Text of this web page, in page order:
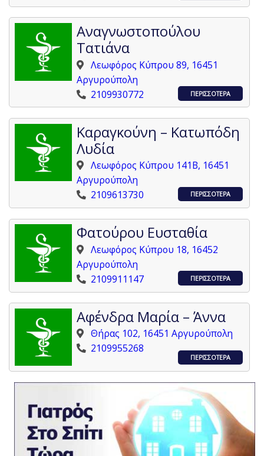
Αναγνωστοπούλου
Τατιάνα
Λεωφόρος Κύπρου 89, 16451
Αργυρούπολη
2109930772
ΠΕΡΙΣΣΟΤΕΡΑ
Καραγκούνη – Κατωπόδη
Λυδία
Λεωφόρος Κύπρου 141Β, 16451
Αργυρούπολη
2109613730
ΠΕΡΙΣΣΟΤΕΡΑ
Φατούρου Ευσταθία
Λεωφόρος Κύπρου 18, 16452
Αργυρούπολη
2109911147
ΠΕΡΙΣΣΟΤΕΡΑ
Αφένδρα Μαρία – Άννα
Θήρας 102, 16451 Αργυρούπολη
2109955268
ΠΕΡΙΣΣΟΤΕΡΑ